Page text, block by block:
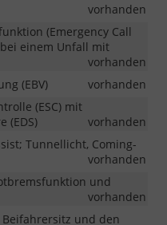
vorhanden
(Emergency Call
einem Unfall mit
vorhanden
(EBV)
vorhanden
(ESC) mit
(EDS)
vorhanden
Tunnellicht, Coming-
vorhanden
und
vorhanden
Beifahrersitz und den